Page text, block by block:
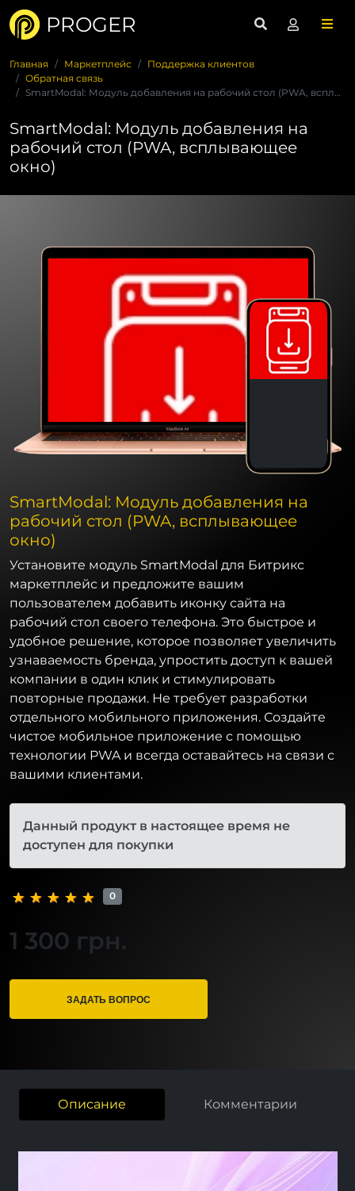
PROGER
Главная Маркетплейс
Поддержка клиентов
Обратная связь
SmartModal: Модуль добавления на рабочий стол (PWA, всплываю...
SmartModal: Модуль добавления на
рабочий стол (PWA, всплывающее
окно)
SmartModal: Модуль добавления на
рабочий стол (PWA, всплывающее
окно)
Установите модуль SmartModal для Битрикс
маркетплейс и предложите вашим
пользователем добавить иконку сайта на
рабочий стол своего телефона. Это быстрое и
удобное решение, которое позволяет увеличить
узнаваемость бренда, упростить доступ к вашей
компании в один клик и стимулировать
повторные продажи. Не требует разработки
отдельного мобильного приложения. Создайте
чистое мобильное приложение с помощью
технологии PWA и всегда оставайтесь на связи с
вашими клиентами.
Данный продукт в настоящее время не
доступен для покупки
0
1 300 грн.
ЗАДАТЬ ВОПРОС
Описание Комментарии